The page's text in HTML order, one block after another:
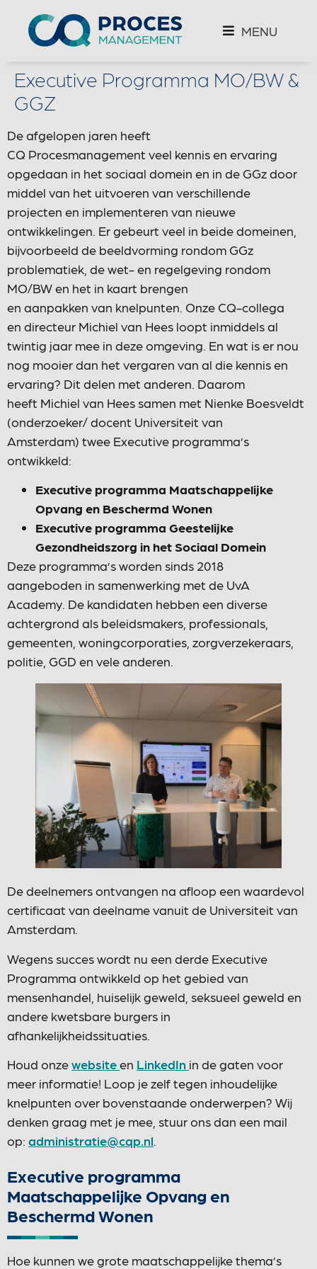
MENU
Executive Programma MO/BW &
GGZ
De afgelopen jaren heeft
CQ Procesmanagement veel kennis en ervaring
opgedaan in het sociaal domein en in de GGz door
middel van het uitvoeren van verschillende
projecten en implementeren van nieuwe
ontwikkelingen. Er gebeurt veel in beide domeinen,
bijvoorbeeld de beeldvorming rondom GGz
problematiek, de wet- en regelgeving rondom
MO/BW en het in kaart brengen
en aanpakken van knelpunten. Onze CQ-collega
en directeur Michiel van Hees loopt inmiddels al
twintig jaar mee in deze omgeving. En wat is er nou
nog mooier dan het vergaren van al die kennis en
ervaring? Dit delen met anderen. Daarom
heeft Michiel van Hees samen met Nienke Boesveldt
(onderzoeker/ docent Universiteit van
Amsterdam) twee Executive programma’s
ontwikkeld:
Executive programma Maatschappelijke
Opvang en Beschermd Wonen
Executive programma Geestelijke
Gezondheidszorg in het Sociaal Domein
Deze programma’s worden sinds 2018
aangeboden in samenwerking met de UvA
Academy. De kandidaten hebben een diverse
achtergrond als beleidsmakers, professionals,
gemeenten, woningcorporaties, zorgverzekeraars,
politie, GGD en vele anderen.
De deelnemers ontvangen na afloop een waardevol
certificaat van deelname vanuit de Universiteit van
Amsterdam.
Wegens succes wordt nu een derde Executive
Programma ontwikkeld op het gebied van
mensenhandel, huiselijk geweld, seksueel geweld en
andere kwetsbare burgers in
afhankelijkheidssituaties.
Houd onzewebsiteen LinkedIn in de gaten voor
meer informatie! Loop je zelf tegen inhoudelijke
knelpunten over bovenstaande onderwerpen? Wij
denken graag met je mee, stuur ons dan een mail
op: administratie@cqp.nl
Executive programma
Maatschappelijke Opvang en
Beschermd Wonen
Hoe kunnen we grote maatschappelijke thema’s